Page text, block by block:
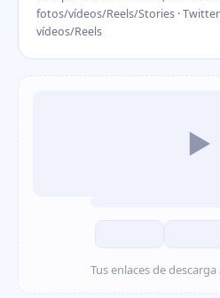
fotos/vídeos/Reels/Stories ·
vídeos/Reels
▶
Tus enlaces de